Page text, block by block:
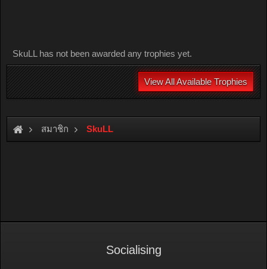
SkuLL has not been awarded any trophies yet.
View All Available Trophies
สมาชิก SkuLL
Socialising